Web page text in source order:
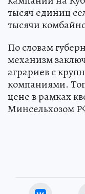
тысяч единиц
тысячи
По словам
механизм
аграриев с
компаниями.
цене в рамках
Минсельхозом